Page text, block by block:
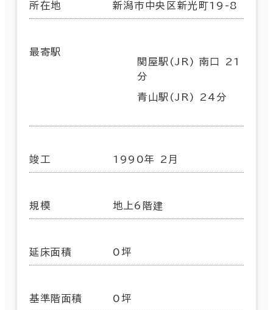
所在地 新潟市中央区新光町19-8
最寄駅
関屋駅(JR) 南口 21
分
青山駅(JR) 24分
竣工 1990年 2月
規模 地上6階建
延床面積 0坪
基準階面積 0坪